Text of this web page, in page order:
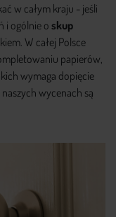
w całym kraju - jeśli
i ogólnie oskup
W całej Polsce
papierów,
wymaga dopięcie
wycenach są